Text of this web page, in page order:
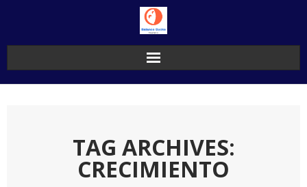
TAG ARCHIVES:
CRECIMIENTO